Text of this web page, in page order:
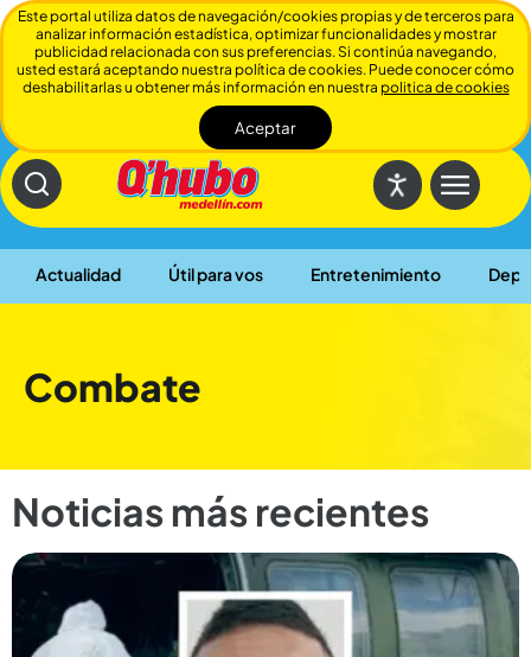
Actualidad Útil para vos Entretenimiento
Cerrar
Combate
Noticias más recientes
Este portal utiliza datos de navegación/cookies propias y de terceros para
analizar información estadística, optimizar funcionalidades y mostrar
publicidad relacionada con sus preferencias. Si continúa navegando,
usted estará aceptando nuestra política de cookies. Puede conocer cómo
deshabilitarlas u obtener más información en nuestra politica de cookies
Aceptar